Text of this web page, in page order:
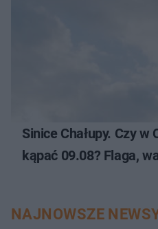
Sinice Chałupy. Czy w
kąpać 09.08? Flaga,
NAJNOWSZE